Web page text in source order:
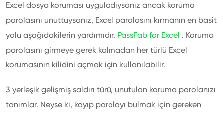
Excel dosya koruması uyguladıysanız ancak koruma
parolasını unuttuysanız, Excel parolasını kırmanın en basit
yolu aşağıdakilerin yardımıdır. PassFab for Excel . Koruma
parolasını girmeye gerek kalmadan her türlü Excel
korumasının kilidini açmak için kullanılabilir.
3 yerleşik gelişmiş saldırı türü, unutulan koruma parolanızı
tanımlar. Neyse ki, kayıp parolayı bulmak için gereken